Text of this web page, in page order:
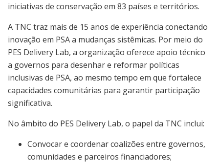
iniciativas de conservação em 83 países e territórios.
A TNC traz mais de 15 anos de experiência conectando
inovação em PSA a mudanças sistêmicas. Por meio do
PES Delivery Lab, a organização oferece apoio técnico
a governos para desenhar e reformar políticas
inclusivas de PSA, ao mesmo tempo em que fortalece
capacidades comunitárias para garantir participação
significativa.
No âmbito do PES Delivery Lab, o papel da TNC inclui:
Convocar e coordenar coalizões entre governos,
comunidades e parceiros financiadores;